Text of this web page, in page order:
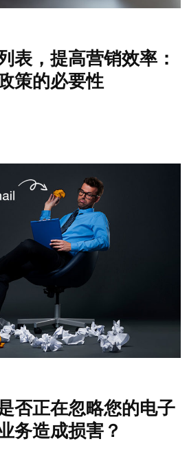
表，提高营销效率：
策的必要性
否正在忽略您的电子
务造成损害？